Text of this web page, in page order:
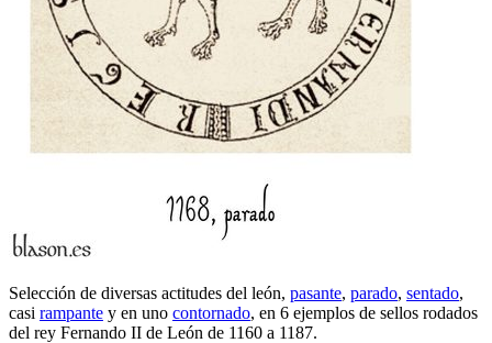
Selección de diversas actitudes del león, pasante, parado, sentado,
casi rampante y en uno contornado, en 6 ejemplos de sellos rodados
del rey Fernando II de León de 1160 a 1187.